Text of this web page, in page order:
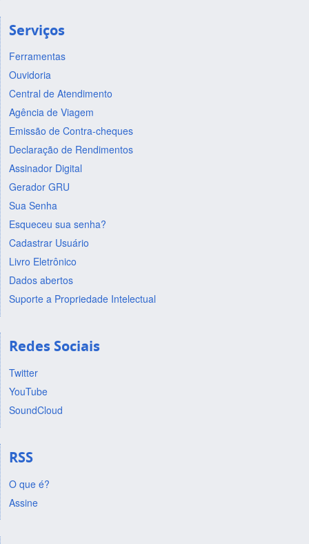
Serviços
Ferramentas
Ouvidoria
Central de Atendimento
Agência de Viagem
Emissão de Contra-cheques
Declaração de Rendimentos
Assinador Digital
Gerador GRU
Sua Senha
Esqueceu sua senha?
Cadastrar Usuário
Livro Eletrônico
Dados abertos
Suporte a Propriedade Intelectual
Redes Sociais
Twitter
YouTube
SoundCloud
RSS
O que é?
Assine